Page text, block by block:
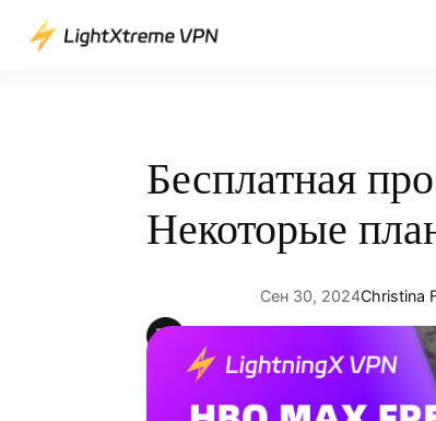
Перейти
Бесплатная
Некоторые
Сен 30, 2024Christina